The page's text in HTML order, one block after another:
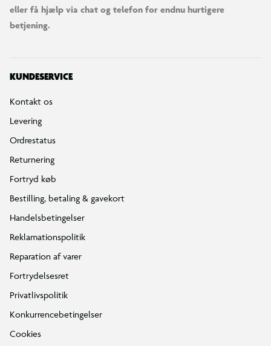
eller få hjælp via chat og telefon for endnu hurtigere
betjening.
KUNDESERVICE
Kontakt os
Levering
Ordrestatus
Returnering
Fortryd køb
Bestilling, betaling & gavekort
Handelsbetingelser
Reklamationspolitik
Reparation af varer
Fortrydelsesret
Privatlivspolitik
Konkurrencebetingelser
Cookies